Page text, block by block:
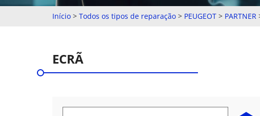
Início > Todos os tipos de reparação > PEUGEOT > PARTNER
ECRÃ